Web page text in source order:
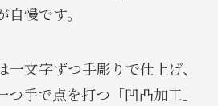
自慢です。
文字ずつ手彫りで仕上げ、
手で点を打つ「凹凸加工」